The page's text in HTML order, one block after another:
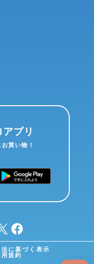
プリ
買い物！
facebook
に基づく表示
規約